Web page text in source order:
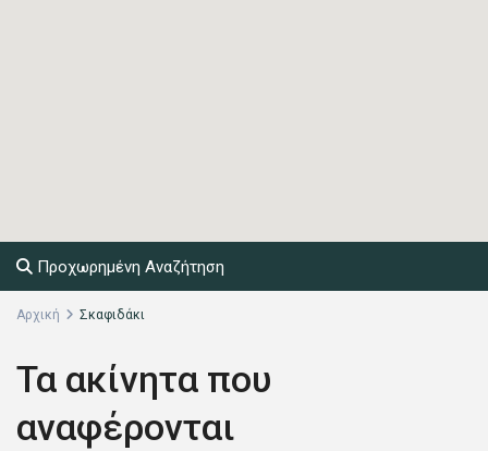
Προχωρημένη Αναζήτηση
Αρχική Σκαφιδάκι
Τα ακίνητα που
αναφέρονται